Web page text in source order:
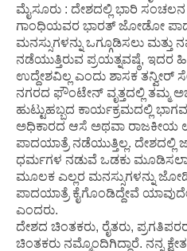
ಮೈಸೂರು : ದೇಶದಲ್ಲಿ ಭಾರಿ
ಗಾಂಧಿಯವರ ಭಾರತ್ ಜೋಡೋ
ಮನಸ್ಸುಗಳನ್ನು ಒಗ್ಗೂಡಿಸಲು ಮತ್ತು
ನಡೆಯುತ್ತಿರುವ ಪ್ರಯತ್ನವಷ್ಠೆ,
ಉದ್ದೇಶವಿಲ್ಲ ಎಂದು ಶಾಸಕ ತನ್ವೀರ್
ನಗರದ ಫೌಂಟೇನ್ ವೃತ್ತದಲ್ಲಿ ತಮ್ಮ
ಹುಟ್ಟುಹಬ್ಬದ ಕಾರ್ಯಕ್ರಮದಲ್ಲಿ
ಅಧಿಕಾರದ ಆಸೆ ಅಥವಾ
ಪಾದಯಾತ್ರೆ ನಡೆಯುತ್ತಿಲ್ಲ. ದೇಶದಲ್ಲಿ
ಧರ್ಮಗಳ ನಡುವೆ ಒಡಕು
ಮೂಲಕ ಎಲ್ಲರ ಮನಸ್ಸುಗಳನ್ನು
ಪಾದಯಾತ್ರೆ ಕೈಗೊಂಡಿದ್ದೇವೆ
ಎಂದರು.
ದೇಶದ ಚಿಂತಕರು, ರೈತರು,
ಚಿಂತಕರು ನಮ್ಮೊಂದಿಗಿದ್ದಾರೆ. ನನ್ನ